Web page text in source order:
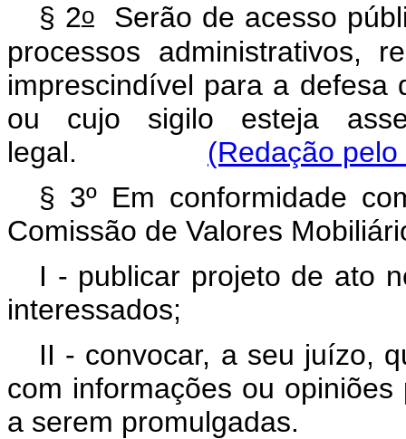
§ 2oSerão de acesso
processos administrativos,
imprescindível para a defesa
ou cujo sigilo esteja
legal. (Redação
§ 3º Em conformidade
Comissão de Valores
I - publicar projeto de ato
interessados;
II - convocar, a seu juízo,
com informações ou
a serem promulgadas.